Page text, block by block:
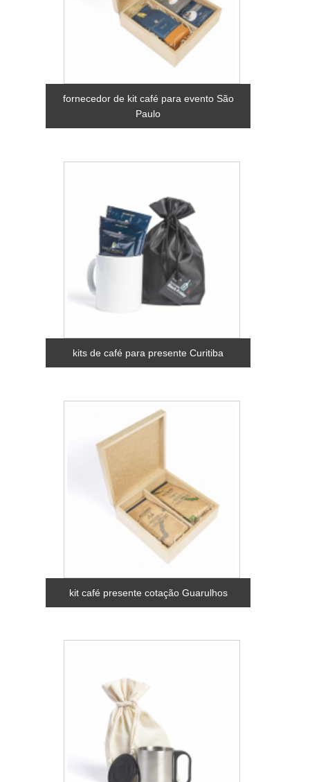
fornecedor de kit café para evento São
Paulo
kits de café para presente Curitiba
kit café presente cotação Guarulhos